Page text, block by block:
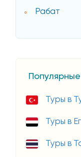
Рабат
Туры в
Туры в
Туры в